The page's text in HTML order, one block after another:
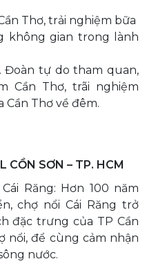
Thơ, trải nghiệm bữa
không gian trong lành
Đoàn tự do tham quan,
Cần Thơ, trãi nghiệm
Thơ về đêm.
CỒN SƠN – TP. HCM
Răng: Hơn 100 năm
chợ nổi Cái Răng trở
đặc trưng của TP Cần
nổi, để cùng cảm nhận
nước.